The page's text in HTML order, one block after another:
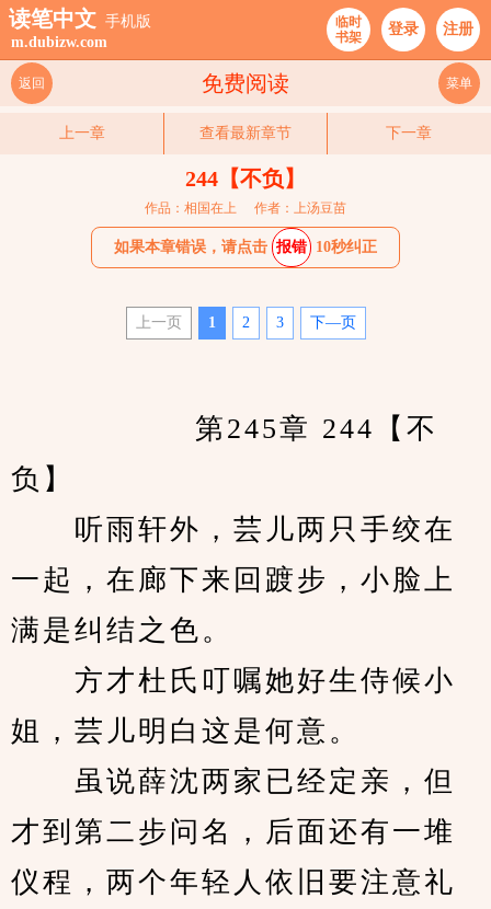
读笔中文 手机版
m.dubizw.com
临时
书架
登录 注册
免费阅读
返回 菜单
上一章 查看最新章节 下一章
244【不负】
作品：相国在上 作者：上汤豆苗
如果本章错误，请点击 报错 10秒纠正
上一页 1 2 3 下—页
负】
听雨轩外，芸儿两只手绞在
一起，在廊下来回踱步，小脸上
满是纠结之色。
方才杜氏叮嘱她好生侍候小
姐，芸儿明白这是何意。
虽说薛沈两家已经定亲，但
才到第二步问名，后面还有一堆
仪程，两个年轻人依旧要注意礼